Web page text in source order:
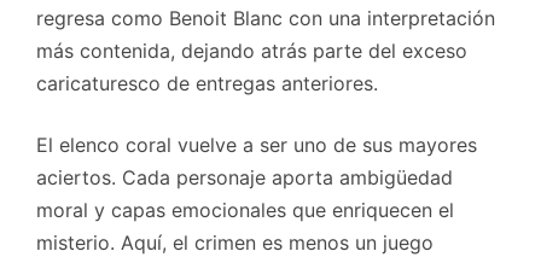
regresa como Benoit Blanc con una interpretación
más contenida, dejando atrás parte del exceso
caricaturesco de entregas anteriores.
El elenco coral vuelve a ser uno de sus mayores
aciertos. Cada personaje aporta ambigüedad
moral y capas emocionales que enriquecen el
misterio. Aquí, el crimen es menos un juego